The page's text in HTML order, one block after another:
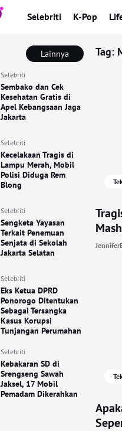
Selebriti K-Pop
Lainnya
Selebriti
Sembako dan Cek
Kesehatan Gratis di
Apel Kebangsaan Jaga
Jakarta
Selebriti
Kecelakaan Tragis di
Lampu Merah, Mobil
Polisi Diduga Rem
Blong
Selebriti
Sengketa Yayasan
Terkait Penemuan
Senjata di Sekolah
Jakarta Selatan
Selebriti
Eks Ketua DPRD
Ponorogo Ditentukan
Sebagai Tersangka
Kasus Korupsi
Tunjangan Perumahan
Selebriti
Kebakaran SD di
Srengseng Sawah
Jaksel, 17 Mobil
Pemadam Dikerahkan
Tag: